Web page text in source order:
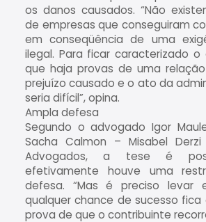
os danos causados. “Não
de empresas que conseguiram
em conseqüência de uma
ilegal. Para ficar caracterizado o
que haja provas de uma
prejuízo causado e o ato da
seria difícil”, opina.
Ampla defesa
Segundo o advogado Igor
Sacha Calmon – Misabel
Advogados, a tese é
efetivamente houve uma
defesa. “Mas é preciso levar
qualquer chance de sucesso fica
prova de que o contribuinte